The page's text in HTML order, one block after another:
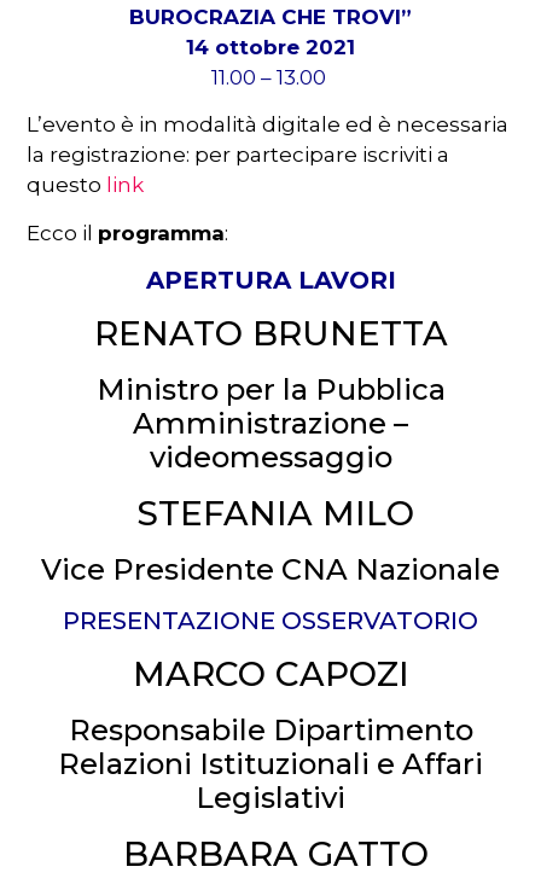
BUROCRAZIA CHE TROVI”
14 ottobre 2021
11.00 – 13.00
L’evento è in modalità digitale ed è necessaria
la registrazione: per partecipare iscriviti a
questo link
Ecco il programma:
APERTURA LAVORI
RENATO BRUNETTA
Ministro per la Pubblica
Amministrazione –
videomessaggio
STEFANIA MILO
Vice Presidente CNA Nazionale
PRESENTAZIONE OSSERVATORIO
MARCO CAPOZI
Responsabile Dipartimento
Relazioni Istituzionali e Affari
Legislativi
BARBARA GATTO